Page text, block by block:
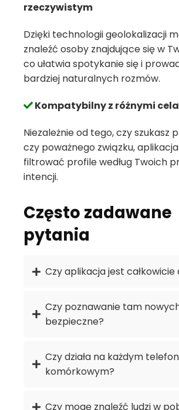
rzeczywistym
Dzięki technologii geolokalizacji
znaleźć osoby znajdujące się w
co ułatwia spotykanie się i
bardziej naturalnych rozmów.
Kompatybilny z różnymi
Niezależnie od tego, czy szukasz
czy poważnego związku,
filtrować profile według Twoich
intencji.
Często zadawane
pytania
Czy aplikacja jest
Czy poznawanie tam
bezpieczne?
Czy działa na każdym
komórkowym?
Czy mogę znaleźć ludzi w